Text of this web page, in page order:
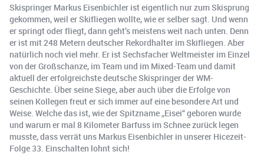
Skispringer Markus Eisenbichler ist eigentlich nur zum Skisprung
gekommen, weil er Skifliegen wollte, wie er selber sagt. Und wenn
er springt oder fliegt, dann geht’s meistens weit nach unten. Denn
er ist mit 248 Metern deutscher Rekordhalter im Skifliegen. Aber
natürlich noch viel mehr. Er ist Sechsfacher Weltmeister im Einzel
von der Großschanze, im Team und im Mixed-Team und damit
aktuell der erfolgreichste deutsche Skispringer der WM-
Geschichte. Über seine Siege, aber auch über die Erfolge von
seinen Kollegen freut er sich immer auf eine besondere Art und
Weise. Welche das ist, wie der Spitzname „Eisei“ geboren wurde
und warum er mal 8 Kilometer Barfuss im Schnee zurück legen
musste, dass verrät uns Markus Eisenbichler in unserer Hicezeit-
Folge 33. Einschalten lohnt sich!